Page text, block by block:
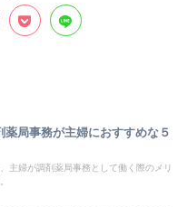
薬局事務が主婦におすすめな５
主婦が調剤薬局事務として働く際のメリ